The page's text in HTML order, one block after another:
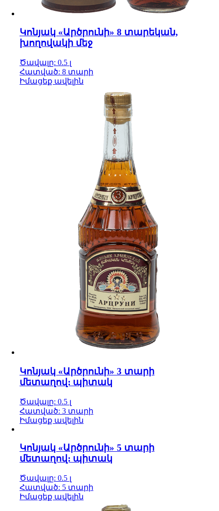
Կոնյակ «Արծրունի» 8 տարեկան,
խողովակի մեջ
Ծավալը: 0.5 լ
Հատված: 8 տարի
Իմացեք ավելին
Կոնյակ «Արծրունի» 3 տարի
մետաղով։ պիտակ
Ծավալը: 0.5 լ
Հատված: 3 տարի
Իմացեք ավելին
Կոնյակ «Արծրունի» 5 տարի
մետաղով։ պիտակ
Ծավալը: 0.5 լ
Հատված: 5 տարի
Իմացեք ավելին